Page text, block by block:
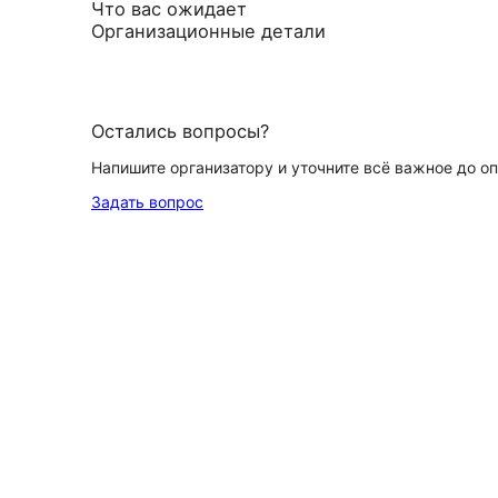
Что вас ожидает
Организационные детали
Остались вопросы?
Напишите организатору и уточните всё важное до
Задать вопрос